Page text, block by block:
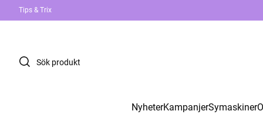
Tips & Trix
NyheterKampanjerSymaskiner